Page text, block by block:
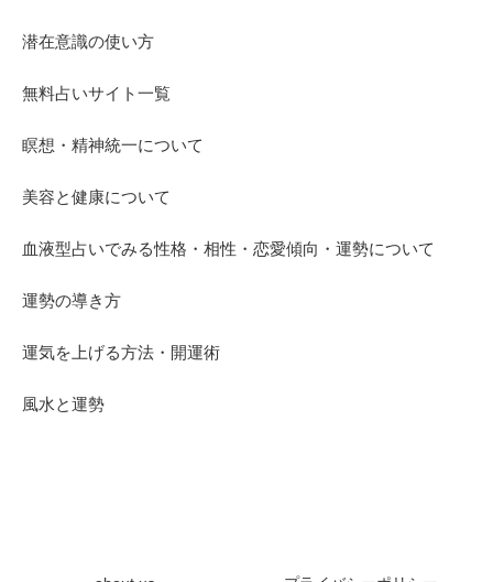
潜在意識の使い方
無料占いサイト一覧
瞑想・精神統一について
美容と健康について
血液型占いでみる性格・相性・恋愛傾向・運勢について
運勢の導き方
運気を上げる方法・開運術
風水と運勢